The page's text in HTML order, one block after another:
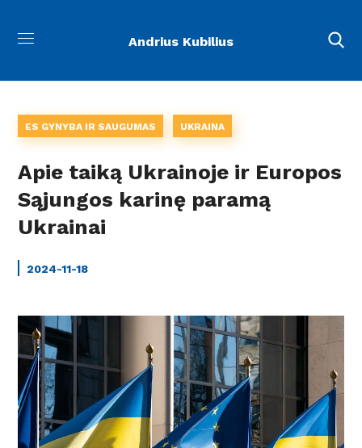
Andrius Kubilius
ES GYNYBA IR SAUGUMAS UKRAINA
Apie taiką Ukrainoje ir Europos
Sąjungos karinę paramą
Ukrainai
2024-11-18